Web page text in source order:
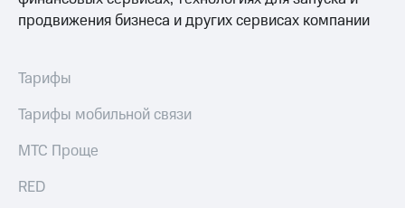
акционерам
Документы
Личный
акционера
продвижения бизнеса и других сервисах компании
Тарифы
Тарифы мобильной связи
МТС Проще
RED